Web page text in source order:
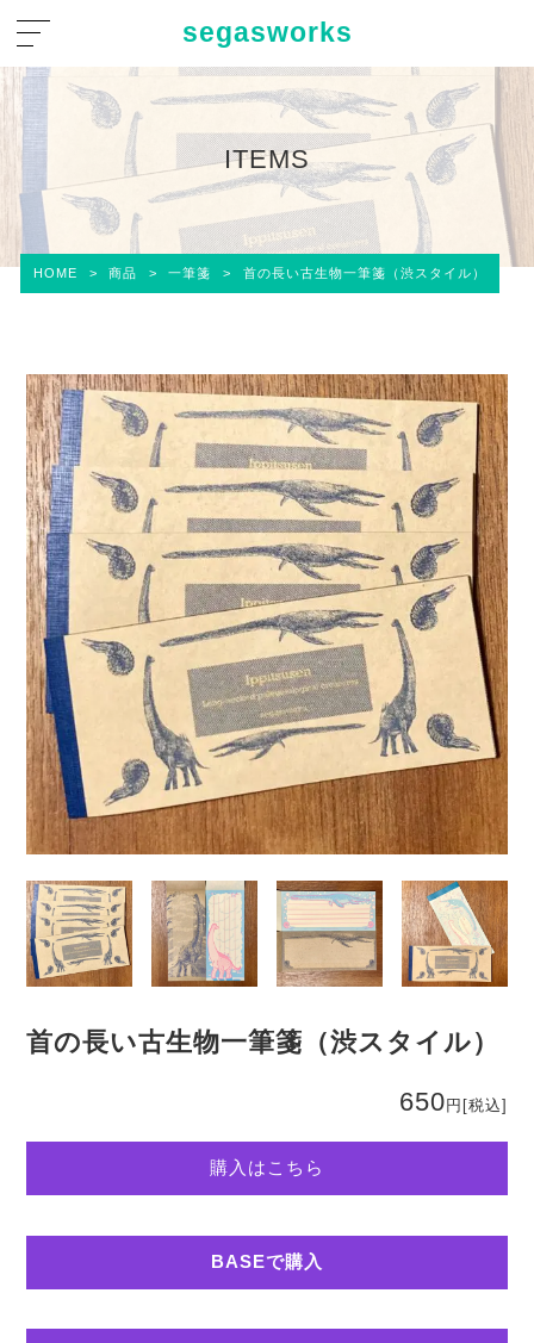
segasworks
ITEMS
HOME > 商品 > 一筆箋 > 首の長い古生物一筆箋（渋スタイル）
首の長い古生物一筆箋（渋スタイル）
650 円 [税込]
購入はこちら
BASEで購入